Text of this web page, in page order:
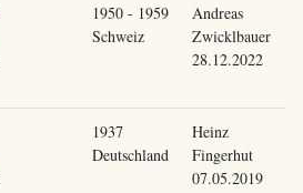
1950 - 1959
Schweiz
Andreas
Zwicklbauer
28.12.2022
1937
Deutschland
Heinz
Fingerhut
07.05.2019